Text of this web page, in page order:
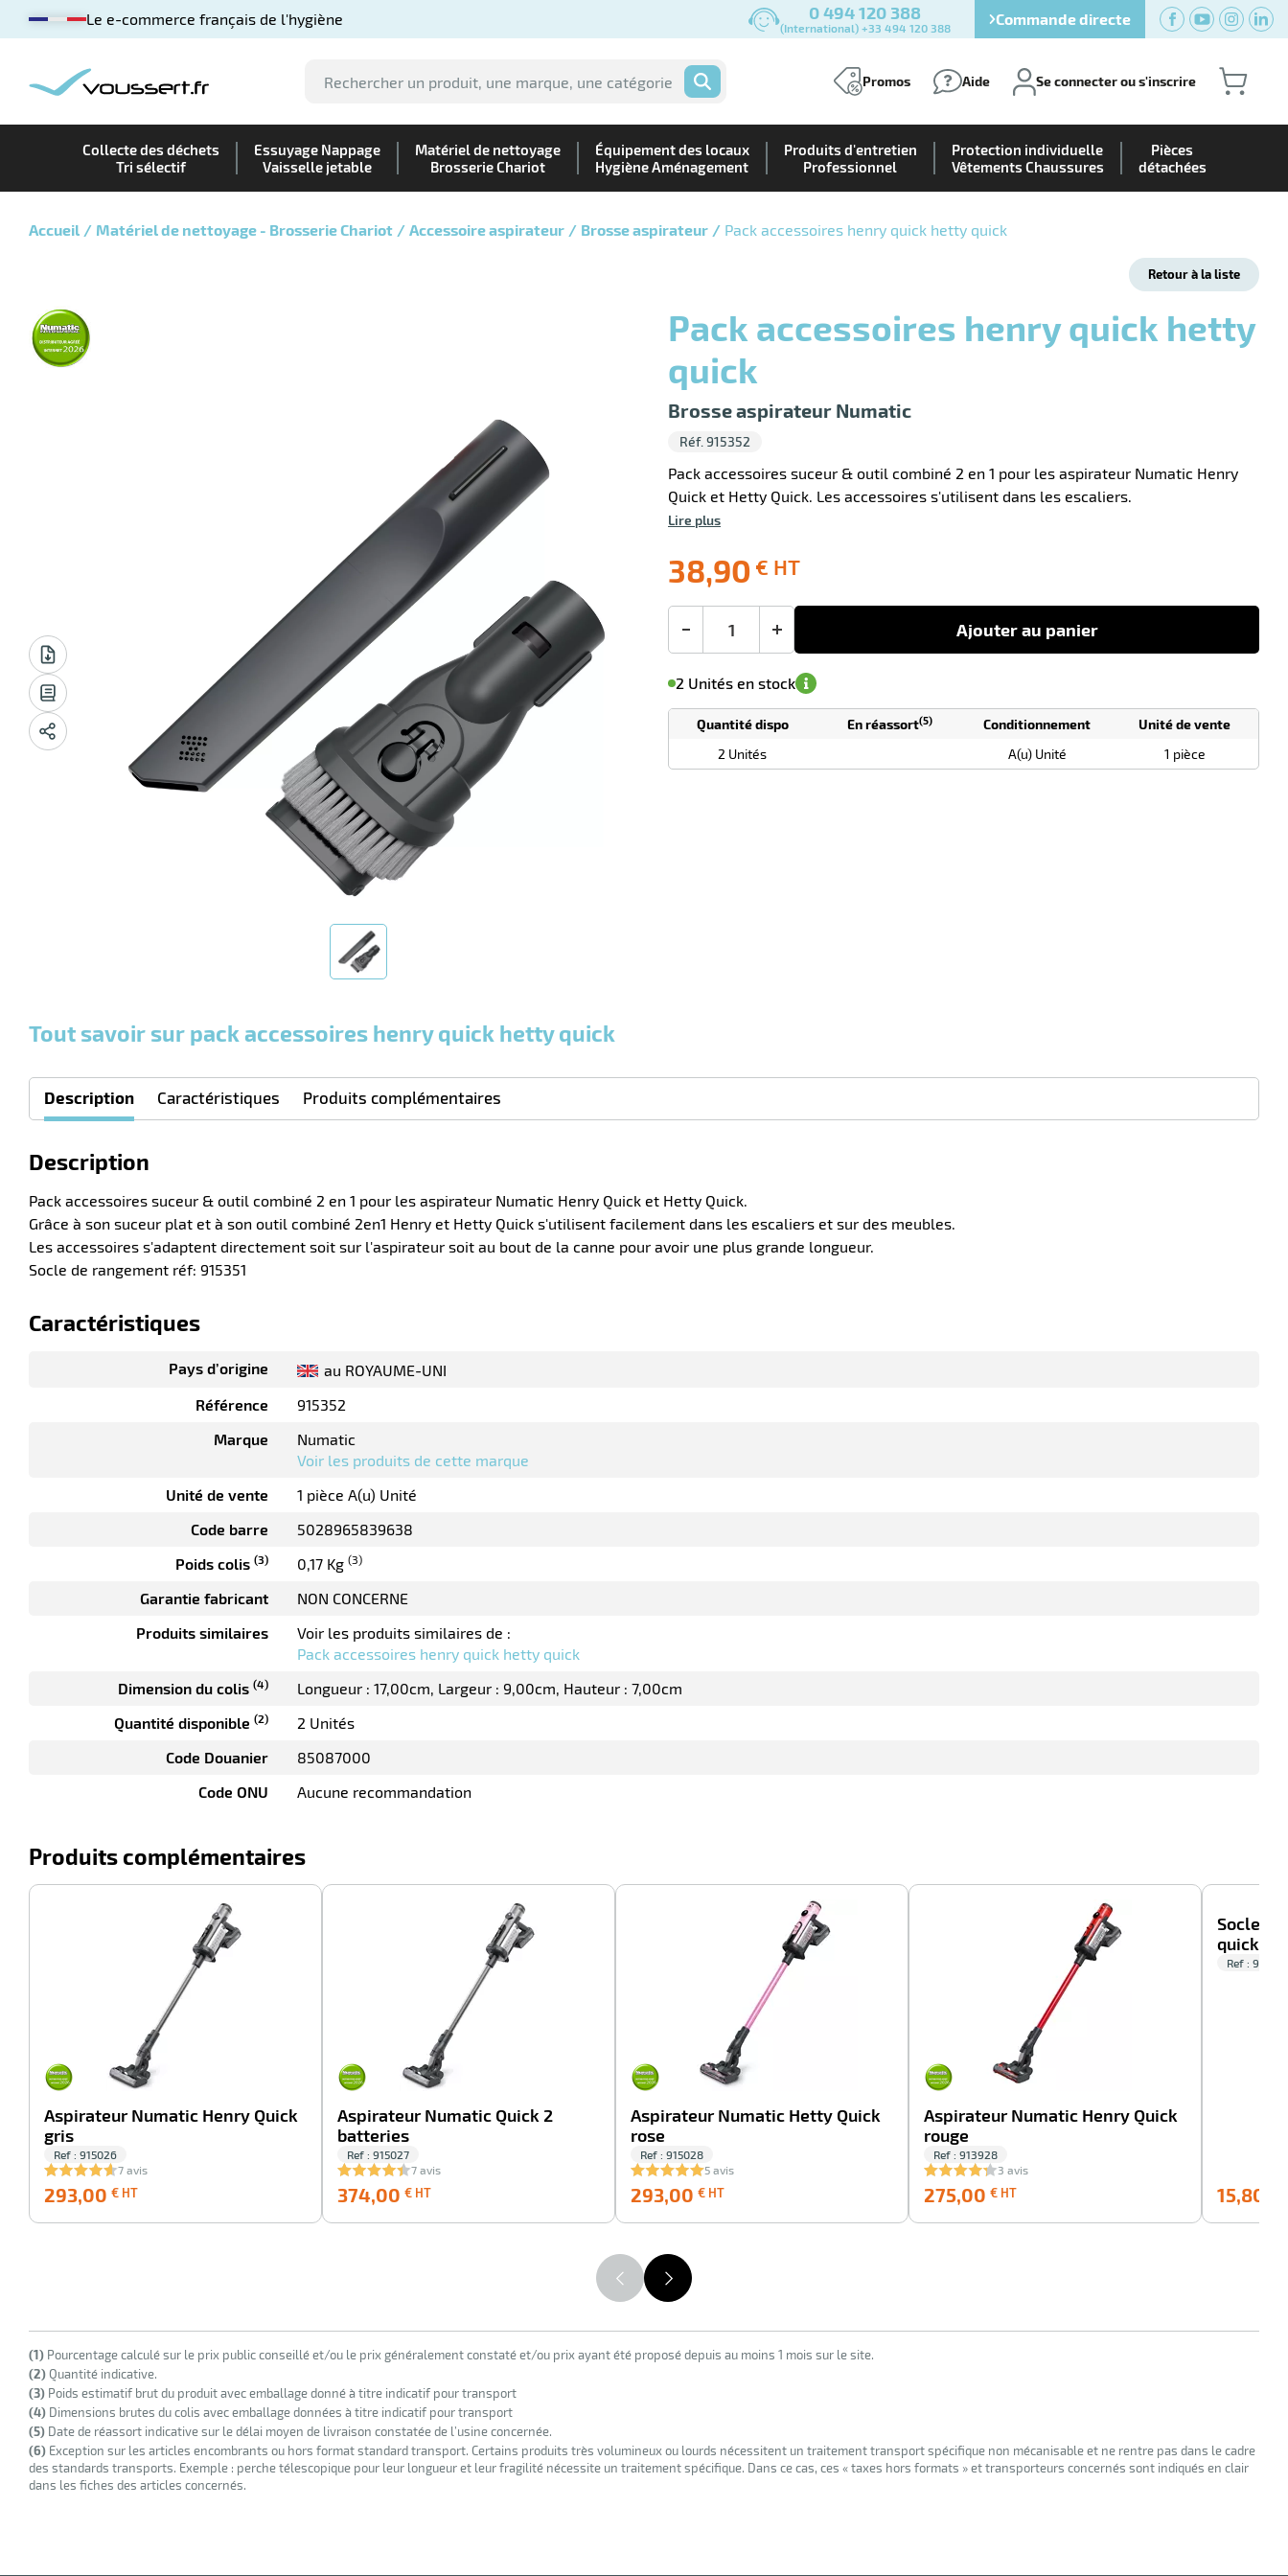
Le e-commerce français de l'hygiène 0 494 120 388
(International) +33 494 120 388 Commande directe
OK Promos Aide Se connecter ou s'inscrire
Collecte des déchets
Tri sélectif
Essuyage Nappage
Vaisselle jetable
Matériel de nettoyage
Brosserie Chariot
Équipement des locaux
Hygiène Aménagement
Produits d'entretien
Professionnel
Protection individuelle
Vêtements Chaussures
Pièces
détachées
Accueil Matériel de nettoyage - Brosserie Chariot Accessoire aspirateur Brosse aspirateur Pack accessoires henry quick hetty quick
Retour à la liste
Pack accessoires henry quick hetty
quick
Brosse aspirateur Numatic
Réf. 915352
Pack accessoires suceur & outil combiné 2 en 1 pour les aspirateur Numatic Henry
Quick et Hetty Quick. Les accessoires s'utilisent dans les escaliers.
Lire plus
38,90 € HT
Ecotaxe
Prix
public
€
HT
Livraison
offerte
+
Ajouter au panier
de
commande
2 Unités en stock
M'avertir de
disponibilité(5)
TarifQuantité dispo En réassort(5) Conditionnement
Unité de vente
2 Unités
A(u) Unité 1 pièce
Tout savoir sur pack accessoires henry quick hetty quick
Description Caractéristiques Produits complémentaires
Description
Pack accessoires suceur & outil combiné 2 en 1 pour les aspirateur Numatic Henry Quick et Hetty Quick.
Grâce à son suceur plat et à son outil combiné 2en1 Henry et Hetty Quick s'utilisent facilement dans les escaliers et sur des meubles.
Les accessoires s'adaptent directement soit sur l'aspirateur soit au bout de la canne pour avoir une plus grande longueur.
Socle de rangement réf: 915351
Caractéristiques
Pays d’origine
au ROYAUME-UNI
Référence
915352
Marque
Numatic
Voir les produits de cette marque
Unité de vente
1 pièce A(u) Unité
Code barre
5028965839638
Poids colis (3) 0,17 Kg (3)
Garantie fabricant
NON CONCERNE
Produits similaires
Voir les produits similaires de :
Pack accessoires henry quick hetty quick
Dimension du colis (4) Longueur : 17,00cm Largeur : 9,00cm Hauteur : 7,00cm
Quantité disponible (2)
2 Unités
Code Douanier
85087000
Code ONU
Aucune recommandation
Produits complémentaires
Aspirateur Numatic Henry Quick
gris
Ref : 915026
7 avis
293,00 € HT
HT
Aspirateur Numatic Quick 2
batteries
Ref : 915027
7 avis
374,00 € HT
HT
Aspirateur Numatic Hetty Quick
rose
Ref : 915028
5 avis
293,00 € HT
HT
Aspirateur Numatic Henry Quick
rouge
Ref : 913928
3 avis
275,00 € HT
HT
Socle
quick
Ref : 915351
15,80
(1) Pourcentage calculé sur le prix public conseillé et/ou le prix généralement constaté et/ou prix ayant été proposé depuis au moins 1 mois sur le site.
(2)Quantité indicative.
(3) Poids estimatif brut du produit avec emballage donné à titre indicatif pour transport
(4) Dimensions brutes du colis avec emballage données à titre indicatif pour transport
(5) Date de réassort indicative sur le délai moyen de livraison constatée de l’usine concernée.
(6) Exception sur les articles encombrants ou hors format standard transport. Certains produits très volumineux ou lourds nécessitent un traitement transport spécifique non mécanisable et ne rentre pas dans le cadre
des standards transports. Exemple : perche télescopique pour leur longueur et leur fragilité nécessite un traitement spécifique. Dans ce cas, ces « taxes hors formats » et transporteurs concernés sont indiqués en clair
dans les fiches des articles concernés.